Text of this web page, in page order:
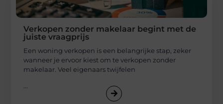
Verkopen zonder makelaar begint met de
juiste vraagprijs
Een woning verkopen is een belangrijke stap, zeker
wanneer je ervoor kiest om te verkopen zonder
makelaar. Veel eigenaars twijfelen